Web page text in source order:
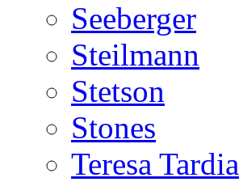
Seeberger
Steilmann
Stetson
Stones
Teresa Tardia